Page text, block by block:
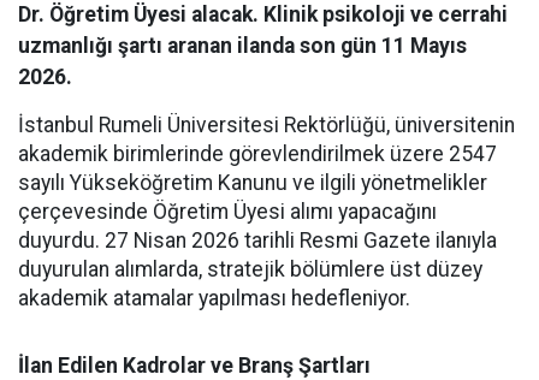
Dr. Öğretim Üyesi alacak. Klinik psikoloji ve cerrahi
uzmanlığı şartı aranan ilanda son gün 11 Mayıs
2026.
İstanbul Rumeli Üniversitesi Rektörlüğü, üniversitenin
akademik birimlerinde görevlendirilmek üzere 2547
sayılı Yükseköğretim Kanunu ve ilgili yönetmelikler
çerçevesinde Öğretim Üyesi alımı yapacağını
duyurdu. 27 Nisan 2026 tarihli Resmi Gazete ilanıyla
duyurulan alımlarda, stratejik bölümlere üst düzey
akademik atamalar yapılması hedefleniyor.
İlan Edilen Kadrolar ve Branş Şartları